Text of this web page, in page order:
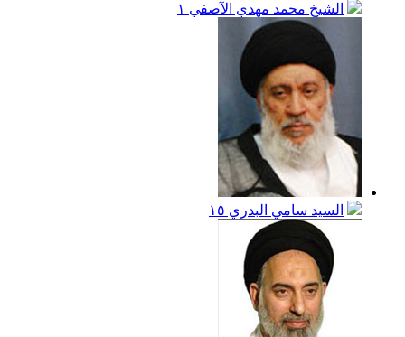
الشيخ محمد مهدي الآصفي ١
السيد سامي البدري ١٥